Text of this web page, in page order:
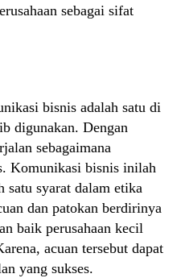
sebagai sifat
bisnis adalah satu di
digunakan. Dengan
sebagaimana
Komunikasi bisnis inilah
satu syarat dalam etika
dan patokan berdirinya
baik perusahaan kecil
acuan tersebut dapat
yang sukses.